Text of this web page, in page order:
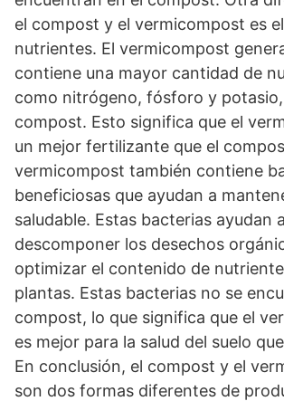
el compost y el vermicompost es
nutrientes. El vermicompost
contiene una mayor cantidad de
como nitrógeno, fósforo y potasio,
compost. Esto significa que el
un mejor fertilizante que el
vermicompost también contiene
beneficiosas que ayudan a
saludable. Estas bacterias ayudan a
descomponer los desechos
optimizar el contenido de
plantas. Estas bacterias no se
compost, lo que significa que el
es mejor para la salud del suelo
En conclusión, el compost y el
son dos formas diferentes de